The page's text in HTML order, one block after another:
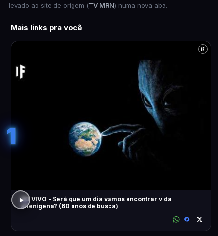
levado ao site de origem (TV MRN) numa nova aba.
Mais links pra você
1
AO VIVO - Será que um dia vamos encontrar vida
alienígena? (60 anos de busca)